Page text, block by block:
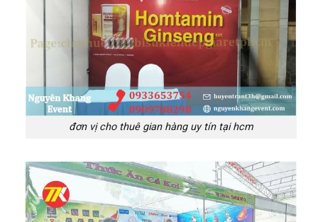
đơn vị cho thuê gian hàng uy tín tại hcm